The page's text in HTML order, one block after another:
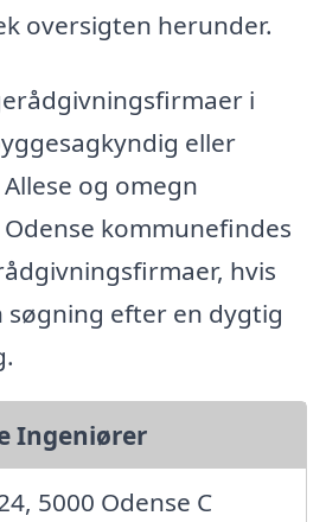
oversigten herunder.
i
eller
og omegn
kommunefindes
hvis
søgning efter en dygtig
Ingeniører
5000 Odense C